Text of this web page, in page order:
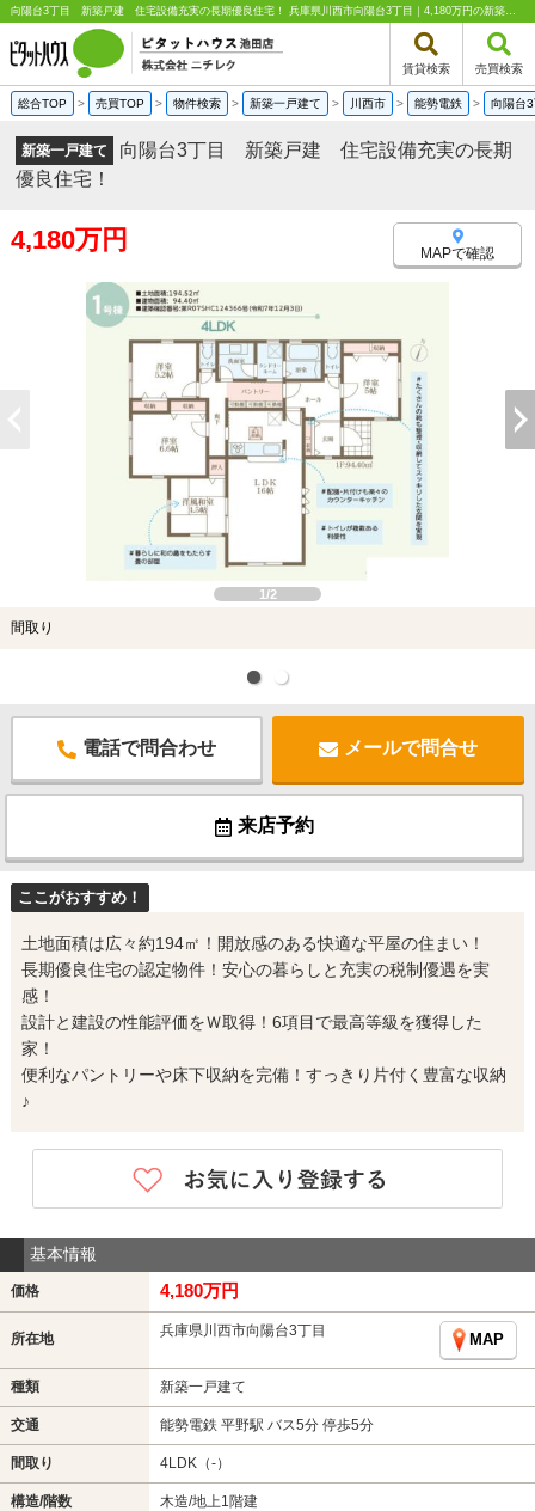
向陽台3丁目 新築戸建 住宅設備充実の長期優良住宅！ 兵庫県川西市向陽台3丁目｜4,180万円の新築一戸建て｜分譲住宅や新築物件｜ピタットハウス池田店 株式会社ニチレク
賃貸検索 売買検索
総合TOP > 売買TOP > 物件検索 > 新築一戸建て > 川西市 > 能勢電鉄 > 向陽台
新築一戸建て
向陽台3丁目 新築戸建 住宅設備充実の長期
優良住宅！
4,180万円 MAPで確認
1/2
間取り
電話で問合わせ メールで問合せ
来店予約
ここがおすすめ！
土地面積は広々約194㎡！開放感のある快適な平屋の住まい！
長期優良住宅の認定物件！安心の暮らしと充実の税制優遇を実
感！
設計と建設の性能評価をＷ取得！6項目で最高等級を獲得した
家！
便利なパントリーや床下収納を完備！すっきり片付く豊富な収納
♪
基本情報
価格 4,180万円
所在地 兵庫県川西市向陽台3丁目
MAP
種類 新築一戸建て
交通 能勢電鉄 平野駅 バス5分 停歩5分
間取り 4LDK（-）
構造/階数 木造/地上1階建